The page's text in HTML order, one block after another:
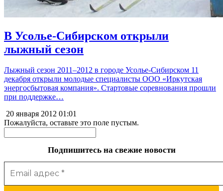
В Усолье-Сибирском открыли
лыжный сезон
Лыжный сезон 2011–2012 в городе Усолье-Сибирском 11
декабря открыли молодые специалисты ООО «Иркутская
энергосбытовая компания». Стартовые соревнования прошли
при поддержке…
20 января 2012 01:01
Пожалуйста, оставьте это поле пустым.
Подпишитесь на свежие новости